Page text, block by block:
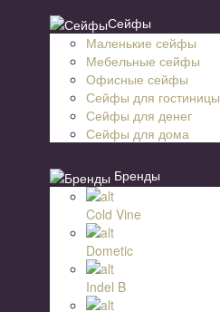
Сейфы
Маленькие сейфы
Мебельные сейфы
Офисные сейфы
Сейфы для гостиницы
Сейфы для денег
Сейфы для дома
Бренды
Cold Vine
Dometic
Indel B